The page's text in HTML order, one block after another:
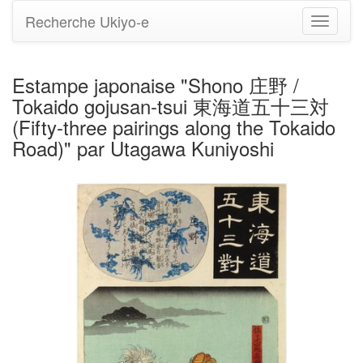
Basculer
la
Recherche Ukiyo-e
Estampe japonaise "Shono 庄野 /
Tokaido gojusan-tsui 東海道五十三対
(Fifty-three pairings along the Tokaido
Road)" par Utagawa Kuniyoshi